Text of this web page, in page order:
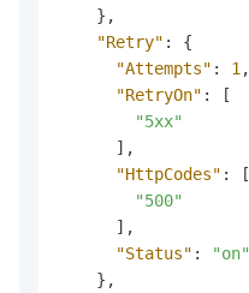
} ,
"Retry" :
{
"Attempts" : 1 ,
"RetryOn" :
[
"5xx"
] ,
"HttpCodes" :
[
"500"
] ,
"Status" :
"on"
} ,